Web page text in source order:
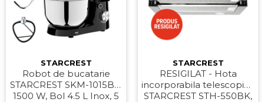
STARCREST
Robot de bucatarie
STARCREST SKM-1015BK,
1500 W, Bol 4.5 L Inox, 5
STARCREST
RESIGILAT - Hota
incorporabila telescopica
STARCREST STH-550BK,